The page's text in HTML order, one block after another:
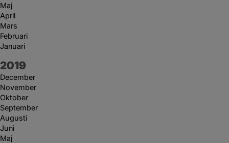
Maj
April
Mars
Februari
Januari
År:
2019
December
November
Oktober
September
Augusti
Juni
Maj